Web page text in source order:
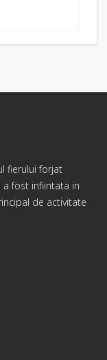
fierului forjat
a fost infiintata in
de activitate